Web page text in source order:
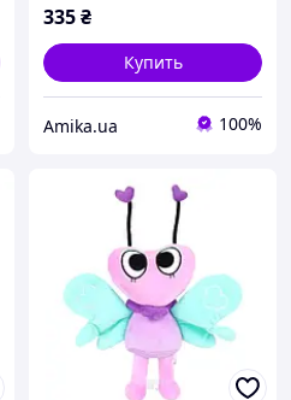
335₴
Купить
Amika.ua 100%